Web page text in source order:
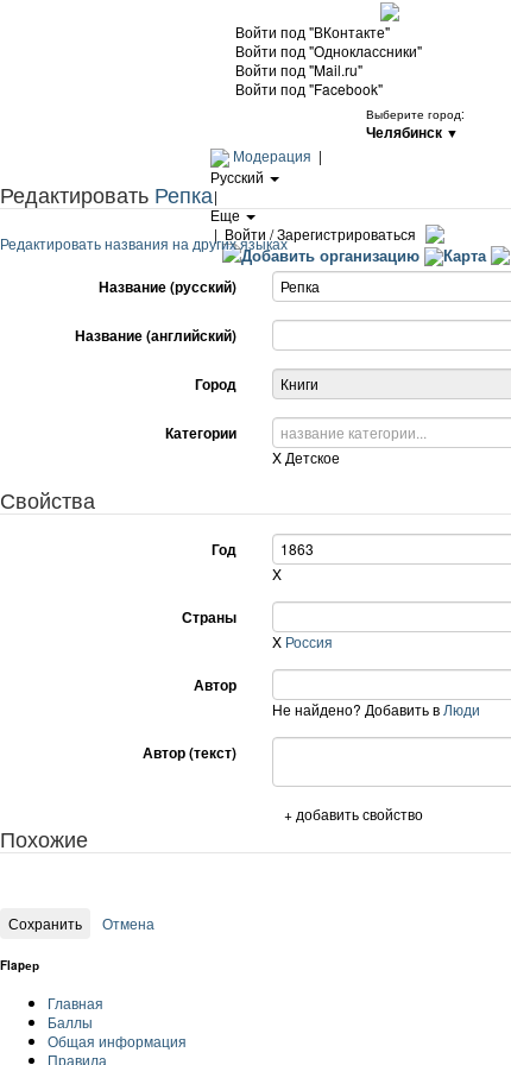
Войти под "ВКонтакте"
Войти под "Одноклассники"
Войти под "Mail.ru"
Войти под "Facebook"
Выберите город:
Челябинск ▼
Модерация |
Русский
|
Еще
| Войти / Зарегистрироваться
Добавить организацию Карта
Редактировать названия на других языках
Редактировать Репка
Название (русский)
Название (английский)
Город
Категории
X Детское
Свойства
Год
X
Страны
X Россия
Автор
Не найдено? Добавить в Люди
Автор (текст)
+ добавить свойство
Похожие
Flapер
Главная
Баллы
Общая информация
Правила